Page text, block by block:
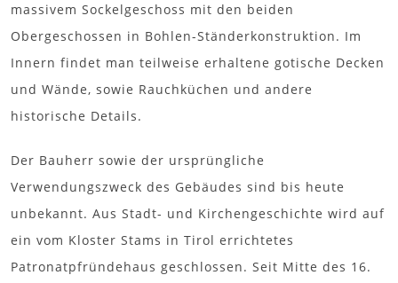
massivem Sockelgeschoss mit den beiden
Obergeschossen in Bohlen-Ständerkonstruktion. Im
Innern findet man teilweise erhaltene gotische Decken
und Wände, sowie Rauchküchen und andere
historische Details.
Der Bauherr sowie der ursprüngliche
Verwendungszweck des Gebäudes sind bis heute
unbekannt. Aus Stadt- und Kirchengeschichte wird auf
ein vom Kloster Stams in Tirol errichtetes
Patronatpfründehaus geschlossen. Seit Mitte des 16.